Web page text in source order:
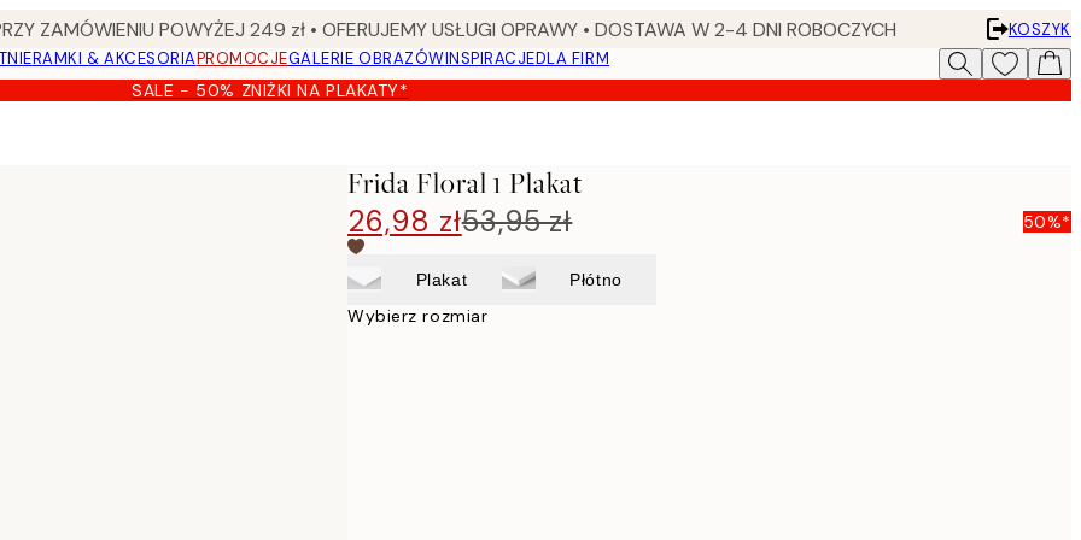
ZAMÓWIENIU POWYŻEJ 249 zł • OFERUJEMY USŁUGI OPRAWY • DOSTAWA W 2-4 DNI ROBOCZYCH
KOSZYK
RAMKI & AKCESORIAPROMOCJEGALERIE OBRAZÓWINSPIRACJEDLA FIRM
SALE - 50% ZNIŻKI NA PLAKATY*
Frida Floral 1 Plakat
26,98 zł53,95 zł 50%*
Plakat Płótno
Wybierz rozmiar